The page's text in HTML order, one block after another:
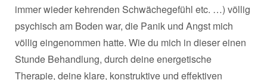
immer wieder kehrenden Schwächegefühl etc. …) völlig
psychisch am Boden war, die Panik und Angst mich
völlig eingenommen hatte. Wie du mich in dieser einen
Stunde Behandlung, durch deine energetische
Therapie, deine klare, konstruktive und effektiven